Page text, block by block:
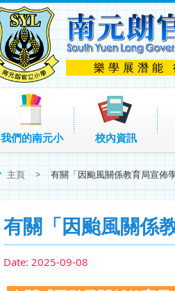
樂學展潛能
我們的南元小 校內資訊
主頁 > 有關「因颱風關係教育局宣佈
有關「因颱風關係
Date: 2025-09-08